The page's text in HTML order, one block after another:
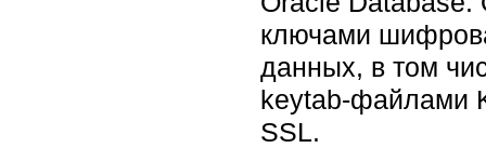
ключами
данных, в том
keytab-файлами
SSL.